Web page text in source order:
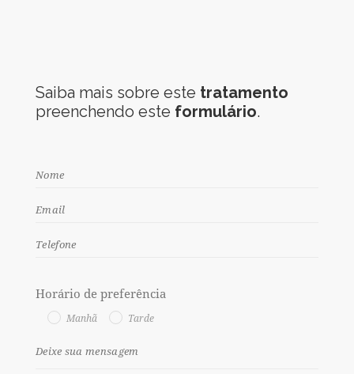
Saiba mais sobre este tratamento
preenchendo este formulário.
Horário de preferência
Manhã Tarde